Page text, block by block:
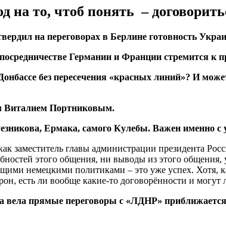
на то, чтоб понять –
на переговорах в Берлине готовность
Германии и Франции стремится к
без пересечения «красных линий»? И
Виталием Портниковым.
Ермака, самого Кулебы. Важен именно с
заместитель главы администрации президента
этого общения, ни выводы из этого
немецкими политиками – это уже успех.
есть ли вообще какие-то договорённости и
вела прямые переговоры с «ЛДНР»